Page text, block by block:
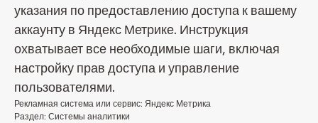
указания по предоставлению доступа к вашему
аккаунту в Яндекс Метрике. Инструкция
охватывает все необходимые шаги, включая
настройку прав доступа и управление
пользователями.
Рекламная система или сервис: Яндекс Метрика
Раздел: Системы аналитики